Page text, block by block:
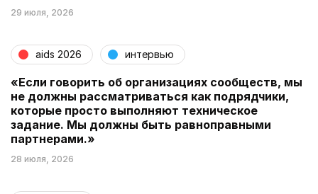
29 июля, 2026
aids 2026 интервью
«Если говорить об организациях сообществ, мы
не должны рассматриваться как подрядчики,
которые просто выполняют техническое
задание. Мы должны быть равноправными
партнерами.»
28 июля, 2026